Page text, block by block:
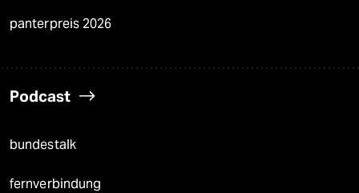
panterpreis 2026
Podcast
bundestalk
fernverbindung